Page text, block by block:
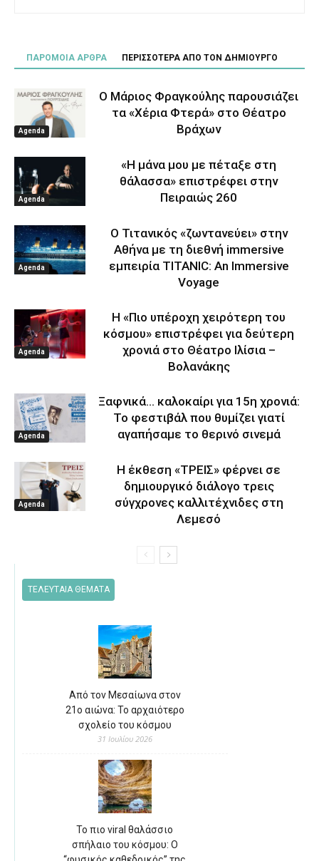
ΠΑΡΟΜΟΙΑ ΑΡΘΡΑ ΠΕΡΙΣΣΟΤΕΡΑ ΑΠΟ ΤΟΝ ΔΗΜΙΟΥΡΓΟ
Agenda
Ο Μάριος Φραγκούλης παρουσιάζει
τα «Χέρια Φτερά» στο Θέατρο
Βράχων
Agenda
«Η μάνα μου με πέταξε στη
θάλασσα» επιστρέφει στην
Πειραιώς 260
Agenda
Ο Τιτανικός «ζωντανεύει» στην
Αθήνα με τη διεθνή immersive
εμπειρία TITANIC: An Immersive
Voyage
Agenda
Η «Πιο υπέροχη χειρότερη του
κόσμου» επιστρέφει για δεύτερη
χρονιά στο Θέατρο Ιλίσια –
Βολανάκης
Agenda
Ξαφνικά… καλοκαίρι για 15η χρονιά:
Το φεστιβάλ που θυμίζει γιατί
αγαπήσαμε το θερινό σινεμά
Agenda
Η έκθεση «ΤΡΕΙΣ» φέρνει σε
δημιουργικό διάλογο τρεις
σύγχρονες καλλιτέχνιδες στη
Λεμεσό
ΤΕΛΕΥΤΑΙΑ ΘΕΜΑΤΑ
Από τον Μεσαίωνα στον
21ο αιώνα: Το αρχαιότερο
σχολείο του κόσμου
31 Ιουλίου 2026
Το πιο viral θαλάσσιο
σπήλαιο του κόσμου: Ο